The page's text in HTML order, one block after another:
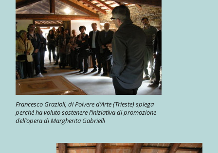
Francesco Grazioli, di Polvere d’Arte (Trieste) spiega
perché ha voluto sostenere l’iniziativa di promozione
dell’opera di Margherita Gabrielli